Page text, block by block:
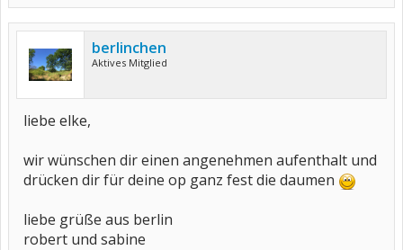
berlinchen
Aktives Mitglied
liebe elke,
wir wünschen dir einen angenehmen aufenthalt und
drücken dir für deine op ganz fest die daumen
liebe grüße aus berlin
robert und sabine